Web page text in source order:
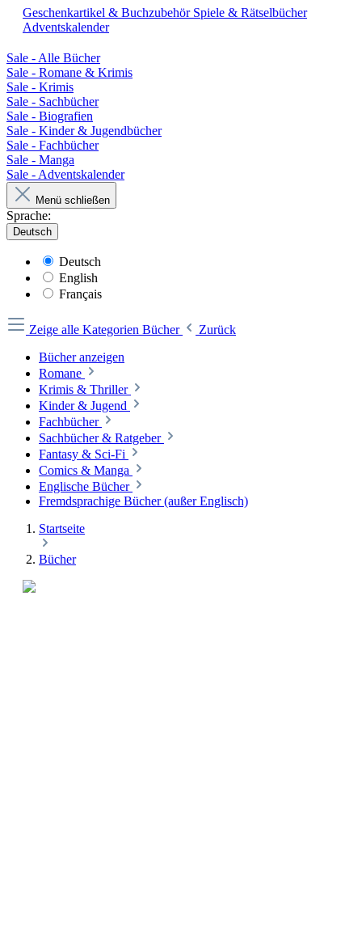
Geschenkartikel & Buchzubehör Spiele & Rätselbücher
Adventskalender
Sale - Alle Bücher
Sale - Romane & Krimis
Sale - Krimis
Sale - Sachbücher
Sale - Biografien
Sale - Kinder & Jugendbücher
Sale - Fachbücher
Sale - Manga
Sale - Adventskalender
Menü schließen
Sprache:
Deutsch
Deutsch
English
Français
Zeige alle Kategorien Bücher
Zurück
Bücher anzeigen
Romane
Krimis & Thriller
Kinder & Jugend
Fachbücher
Sachbücher & Ratgeber
Fantasy & Sci-Fi
Comics & Manga
Englische Bücher
Fremdsprachige Bücher (außer Englisch)
Startseite
Bücher